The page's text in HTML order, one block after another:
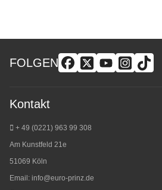
FOLGEN
Kontakt
+ 49 (0221) 963 99 308
Am Kunstfeld 21e
51069 Köln
Email: info@euro-prinz.de